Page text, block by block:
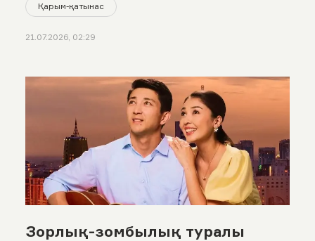
Қарым-қатынас
21.07.2026, 02:29
Зорлық-зомбылық туралы